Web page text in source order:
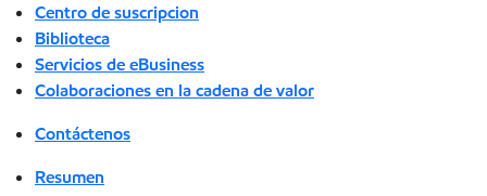
Centro de suscripcion
Biblioteca
Servicios de eBusiness
Colaboraciones en la cadena de valor
Contáctenos
Resumen